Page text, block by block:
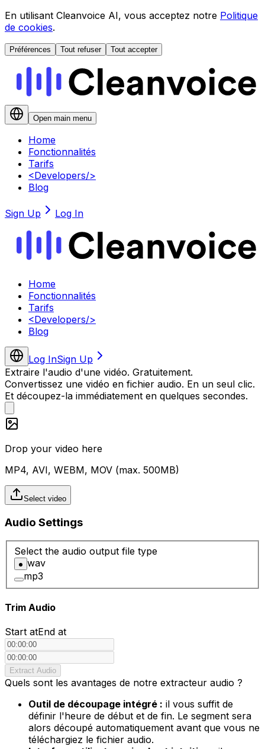
En utilisant Cleanvoice AI, vous acceptez notre Politique
de cookies.
Préférences Tout refuser Tout accepter
Open main menu
Home
Fonctionnalités
Tarifs
<Developers/>
Blog
Sign Up Log In
Home
Fonctionnalités
Tarifs
<Developers/>
Blog
Log InSign Up
Extraire l'audio d'une vidéo. Gratuitement.
Convertissez une vidéo en fichier audio. En un seul clic.
Et découpez-la immédiatement en quelques secondes.
Drop your video here
MP4, AVI, WEBM, MOV (max. 500MB)
Select video
Audio Settings
Select the audio output file type
wav
mp3
Trim Audio
Start atEnd at
Extract Audio
Quels sont les avantages de notre extracteur audio ?
Outil de découpage intégré : il vous suffit de
définir l'heure de début et de fin. Le segment sera
alors découpé automatiquement avant que vous ne
téléchargiez le fichier audio.